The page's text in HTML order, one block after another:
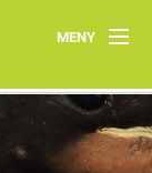
MENY
Hem
Program